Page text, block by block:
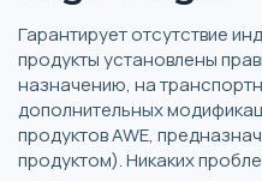
Гарантирует отсутствие
продукты установлены
назначению, на
дополнительных
продуктов AWE,
продуктом). Никаких